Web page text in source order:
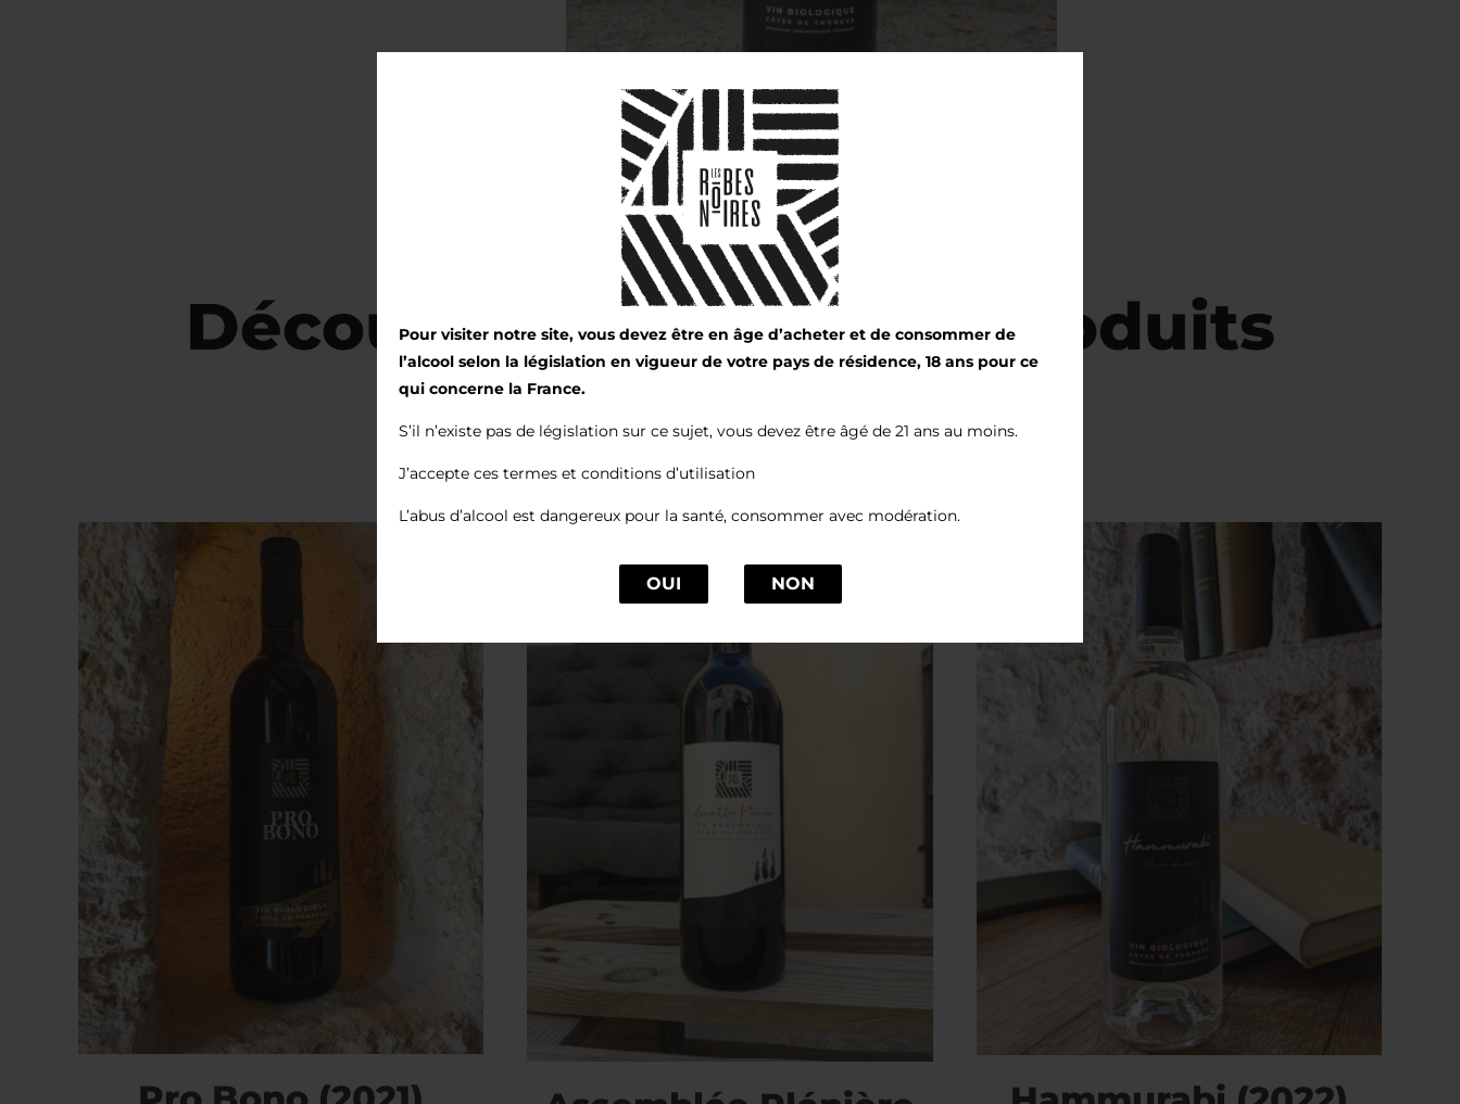
Pour visiter notre site, vous devez être en âge d’acheter et de consommer de
l’alcool selon la législation en vigueur de votre pays de résidence, 18 ans pour ce
qui concerne la France.
S’il n’existe pas de législation sur ce sujet, vous devez être âgé de 21 ans au moins.
J’accepte ces termes et conditions d’utilisation
L’abus d’alcool est dangereux pour la santé, consommer avec modération.
OUI NON
Découvrez Nos Autres Produits